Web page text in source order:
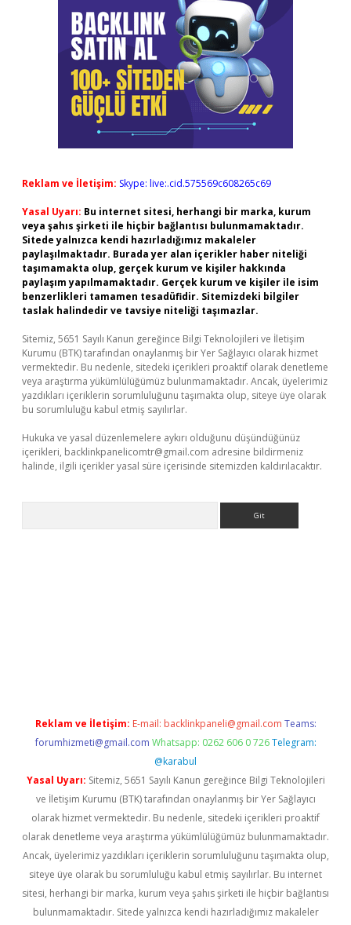
Reklam ve İletişim: Skype: live:.cid.575569c608265c69
Yasal Uyarı: Bu internet sitesi, herhangi bir marka, kurum
veya şahıs şirketi ile hiçbir bağlantısı bulunmamaktadır.
Sitede yalnızca kendi hazırladığımız makaleler
paylaşılmaktadır. Burada yer alan içerikler haber niteliği
taşımamakta olup, gerçek kurum ve kişiler hakkında
paylaşım yapılmamaktadır. Gerçek kurum ve kişiler ile isim
benzerlikleri tamamen tesadüfidir. Sitemizdeki bilgiler
taslak halindedir ve tavsiye niteliği taşımazlar.
Sitemiz, 5651 Sayılı Kanun gereğince Bilgi Teknolojileri ve İletişim
Kurumu (BTK) tarafından onaylanmış bir Yer Sağlayıcı olarak hizmet
vermektedir. Bu nedenle, sitedeki içerikleri proaktif olarak denetleme
veya araştırma yükümlülüğümüz bulunmamaktadır. Ancak, üyelerimiz
yazdıkları içeriklerin sorumluluğunu taşımakta olup, siteye üye olarak
bu sorumluluğu kabul etmiş sayılırlar.
Hukuka ve yasal düzenlemelere aykırı olduğunu düşündüğünüz
içerikleri, backlinkpanelicomtr@gmail.com adresine bildirmeniz
halinde, ilgili içerikler yasal süre içerisinde sitemizden kaldırılacaktır.
Reklam ve İletişim: E-mail: backlinkpaneli@gmail.com Teams:
forumhizmeti@gmail.com Whatsapp: 0262 606 0 726 Telegram:
@karabul
Yasal Uyarı: Sitemiz, 5651 Sayılı Kanun gereğince Bilgi Teknolojileri
ve İletişim Kurumu (BTK) tarafından onaylanmış bir Yer Sağlayıcı
olarak hizmet vermektedir. Bu nedenle, sitedeki içerikleri proaktif
olarak denetleme veya araştırma yükümlülüğümüz bulunmamaktadır.
Ancak, üyelerimiz yazdıkları içeriklerin sorumluluğunu taşımakta olup,
siteye üye olarak bu sorumluluğu kabul etmiş sayılırlar. Bu internet
sitesi, herhangi bir marka, kurum veya şahıs şirketi ile hiçbir bağlantısı
bulunmamaktadır. Sitede yalnızca kendi hazırladığımız makaleler